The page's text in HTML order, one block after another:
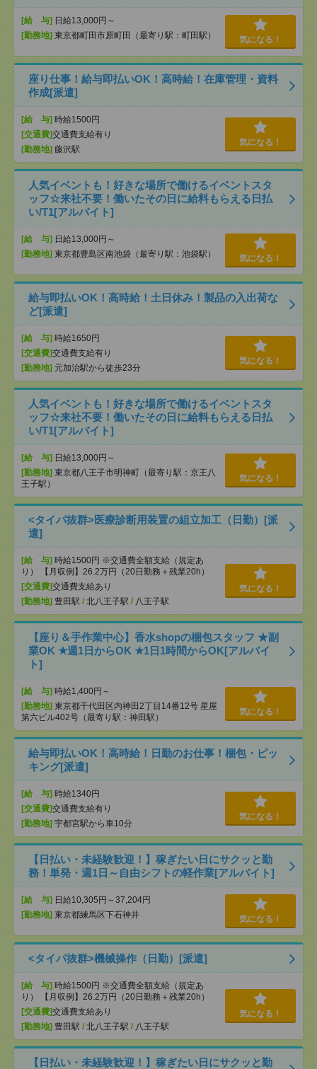
[給 与] 日給13,000円～
[勤務地] 東京都町田市原町田（最寄り駅：町田駅） 気になる！
座り仕事！給与即払いOK！高時給！在庫管理・資料
作成[派遣]
[給 与] 時給1500円
[交通費]交通費支給有り
[勤務地] 藤沢駅
気になる！
人気イベントも！好きな場所で働けるイベントスタ
ッフ☆来社不要！働いたその日に給料もらえる日払
い/T1[アルバイト]
[給 与] 日給13,000円～
[勤務地] 東京都豊島区南池袋（最寄り駅：池袋駅） 気になる！
給与即払いOK！高時給！土日休み！製品の入出荷な
ど[派遣]
[給 与] 時給1650円
[交通費]交通費支給有り
[勤務地] 元加治駅から徒歩23分
気になる！
人気イベントも！好きな場所で働けるイベントスタ
ッフ☆来社不要！働いたその日に給料もらえる日払
い/T1[アルバイト]
[給 与] 日給13,000円～
[勤務地] 東京都八王子市明神町（最寄り駅：京王八
王子駅）
気になる！
<タイパ抜群>医療診断用装置の組立加工（日勤）[派
遣]
[給 与] 時給1500円 ※交通費全額支給（規定あ
り） 【月収例】26.2万円（20日勤務＋残業20h）
[交通費]交通費支給あり
[勤務地] 豊田駅 / 北八王子駅 / 八王子駅
気になる！
【座り＆手作業中心】香水shopの梱包スタッフ ★副
業OK ★週1日からOK ★1日1時間からOK[アルバイ
ト]
[給 与] 時給1,400円～
[勤務地] 東京都千代田区内神田2丁目14番12号 星屋
第六ビル402号（最寄り駅：神田駅）
気になる！
給与即払いOK！高時給！日勤のお仕事！梱包・ピッ
キング[派遣]
[給 与] 時給1340円
[交通費]交通費支給有り
[勤務地] 宇都宮駅から車10分
気になる！
【日払い・未経験歓迎！】稼ぎたい日にサクッと勤
務！単発・週1日～自由シフトの軽作業[アルバイト]
[給 与] 日給10,305円～37,204円
[勤務地] 東京都練馬区下石神井 気になる！
<タイパ抜群>機械操作（日勤）[派遣]
[給 与] 時給1500円 ※交通費全額支給（規定あ
り） 【月収例】26.2万円（20日勤務＋残業20h）
[交通費]交通費支給あり
[勤務地] 豊田駅 / 北八王子駅 / 八王子駅
気になる！
【日払い・未経験歓迎！】稼ぎたい日にサクッと勤